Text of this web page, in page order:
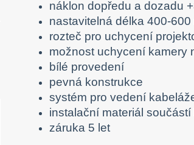
náklon dopředu a dozadu
nastavitelná délka 400-600
rozteč pro uchycení
možnost uchycení kamery
bílé provedení
pevná konstrukce
systém pro vedení
instalační materiál
záruka 5 let